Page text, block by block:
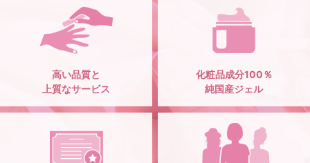
高い品質と
上質なサービス
化粧品成分100％
純国産ジェル